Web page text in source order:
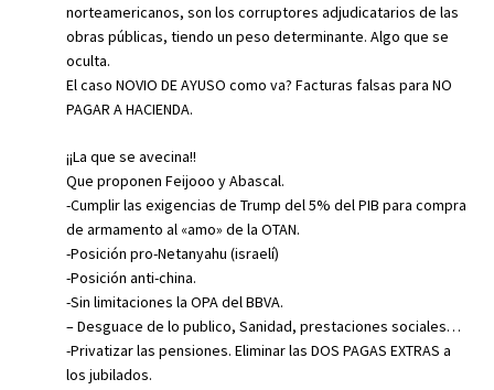
norteamericanos, son los corruptores adjudicatarios de las
obras públicas, tiendo un peso determinante. Algo que se
oculta.
El caso NOVIO DE AYUSO como va? Facturas falsas para NO
PAGAR A HACIENDA.
¡¡La que se avecina!!
Que proponen Feijooo y Abascal.
-Cumplir las exigencias de Trump del 5% del PIB para compra
de armamento al «amo» de la OTAN.
-Posición pro-Netanyahu (israelí)
-Posición anti-china.
-Sin limitaciones la OPA del BBVA.
– Desguace de lo publico, Sanidad, prestaciones sociales…
-Privatizar las pensiones. Eliminar las DOS PAGAS EXTRAS a
los jubilados.